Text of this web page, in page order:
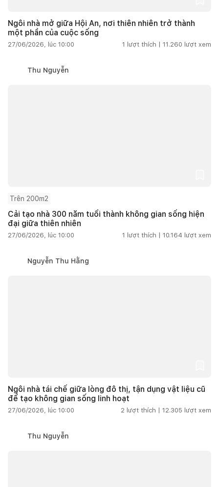
Ngôi nhà mở giữa Hội An, nơi thiên nhiên trở thành
một phần của cuộc sống
27/06/2026, lúc 10:00 1 lượt thích | 11.260 lượt xem
Thu Nguyễn
Trên 200m2
Cải tạo nhà 300 năm tuổi thành không gian sống hiện
đại giữa thiên nhiên
27/06/2026, lúc 10:00 1 lượt thích | 10.164 lượt xem
Nguyễn Thu Hằng
Ngôi nhà tái chế giữa lòng đô thị, tận dụng vật liệu cũ
để tạo không gian sống linh hoạt
27/06/2026, lúc 10:00 2 lượt thích | 12.305 lượt xem
Thu Nguyễn